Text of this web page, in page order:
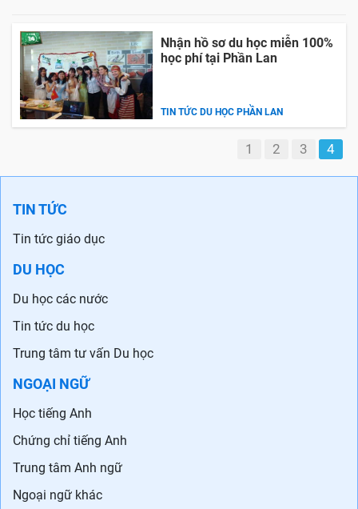
Nhận hồ sơ du học miễn 100%
học phí tại Phần Lan
TIN TỨC DU HỌC PHẦN LAN
1 2 3 4
TIN TỨC
Tin tức giáo dục
DU HỌC
Du học các nước
Tin tức du học
Trung tâm tư vấn Du học
NGOẠI NGỮ
Học tiếng Anh
Chứng chỉ tiếng Anh
Trung tâm Anh ngữ
Ngoại ngữ khác